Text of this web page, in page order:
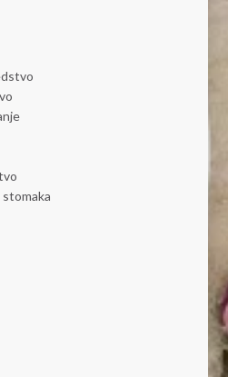
stomaka